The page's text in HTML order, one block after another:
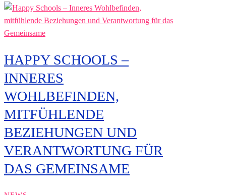
HAPPY SCHOOLS –
INNERES
WOHLBEFINDEN,
MITFÜHLENDE
BEZIEHUNGEN UND
VERANTWORTUNG FÜR
DAS GEMEINSAME